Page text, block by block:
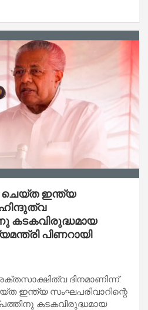
ചെയ്ത ഇന്ത്യ
കടകവിരുദ്ധമായ
പിണറായി
ദിനമാണിന്ന്.
ഇന്ത്യ സംഘപരിവാറിന്റെ
കടകവിരുദ്ധമായ